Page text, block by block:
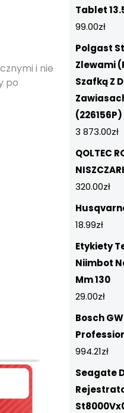
i nie
po
Tablet
99.00zł
Polgast
Zlewami
Szafką Z
(226156P)
3 873.00zł
QOLTEC
320.00zł
18.99zł
Etykiety
Niimbot
Mm 130
29.00zł
Bosch
994.21zł
Seagate